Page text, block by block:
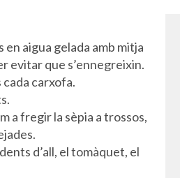
aigua gelada amb mitja
evitar que s’ennegreixin.
carxofa.
a fregir la sèpia a trossos,
d’all, el tomàquet, el